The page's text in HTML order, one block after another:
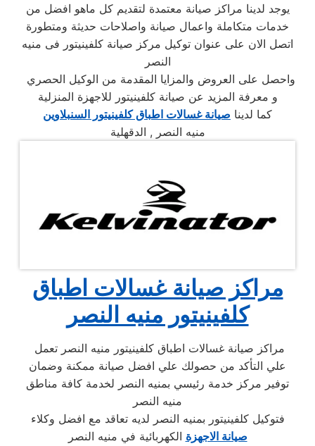
يوجد لدينا مراكز صيانة معتمدة لتقديم كل ماهو افضل من
خدمات متكاملة واعمال صيانة واصلاحات حديثة ومتطورة
اتصل الان على عنوان توكيل مركز صيانة كلفينيتور فى منيه
النصر
و معرفة المزيد عن صيانة كلفينيتور للاجهزة المنزلية
كما لدينا صيانة غسالات اطباق كلفينيتور السنبلاوين
منيه النصر , الدقهلية
مراكز صيانة غسالات اطباق
كلفينيتور منيه النصر
علي التأكد من حصولك علي افضل صيانة ممكنة وضمان
توفير مركز خدمة رئيسي بمنيه النصر لخدمة كافة مناطق
منيه النصر
فتوكيل كلفينيتور بمنيه النصر لديه تعاقد مع افضل وكلاء
صيانة الاجهزة الكهربائية في منيه النصر